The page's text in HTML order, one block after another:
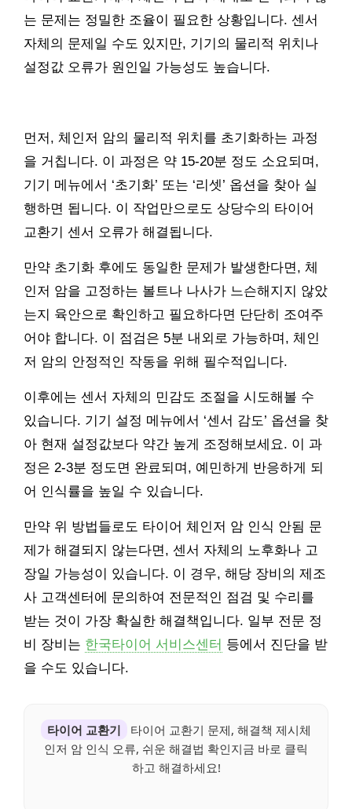
는 문제는 정밀한 조율이 필요한 상황입니다. 센서
자체의 문제일 수도 있지만, 기기의 물리적 위치나
설정값 오류가 원인일 가능성도 높습니다.
먼저, 체인저 암의 물리적 위치를 초기화하는 과정
을 거칩니다. 이 과정은 약 15-20분 정도 소요되며,
기기 메뉴에서 ‘초기화’ 또는 ‘리셋’ 옵션을 찾아 실
행하면 됩니다. 이 작업만으로도 상당수의 타이어
교환기 센서 오류가 해결됩니다.
만약 초기화 후에도 동일한 문제가 발생한다면, 체
인저 암을 고정하는 볼트나 나사가 느슨해지지 않았
는지 육안으로 확인하고 필요하다면 단단히 조여주
어야 합니다. 이 점검은 5분 내외로 가능하며, 체인
저 암의 안정적인 작동을 위해 필수적입니다.
이후에는 센서 자체의 민감도 조절을 시도해볼 수
있습니다. 기기 설정 메뉴에서 ‘센서 감도’ 옵션을 찾
아 현재 설정값보다 약간 높게 조정해보세요. 이 과
정은 2-3분 정도면 완료되며, 예민하게 반응하게 되
어 인식률을 높일 수 있습니다.
만약 위 방법들로도 타이어 체인저 암 인식 안됨 문
제가 해결되지 않는다면, 센서 자체의 노후화나 고
장일 가능성이 있습니다. 이 경우, 해당 장비의 제조
사 고객센터에 문의하여 전문적인 점검 및 수리를
받는 것이 가장 확실한 해결책입니다. 일부 전문 정
비 장비는 한국타이어 서비스센터 등에서 진단을 받
을 수도 있습니다.
타이어 교환기
타이어 교환기 문제, 해결책 제시체
인저 암 인식 오류, 쉬운 해결법 확인지금 바로 클릭
하고 해결하세요!